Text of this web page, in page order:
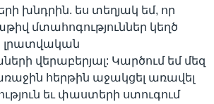
խնդրին. ես տեղյակ եմ, որ
մտահոգություններ կեղծ
լրատվական
վերաբերյալ: Կարծում եմ մեզ
հերթին աջակցել առավել
եւ փաստերի ստուգում